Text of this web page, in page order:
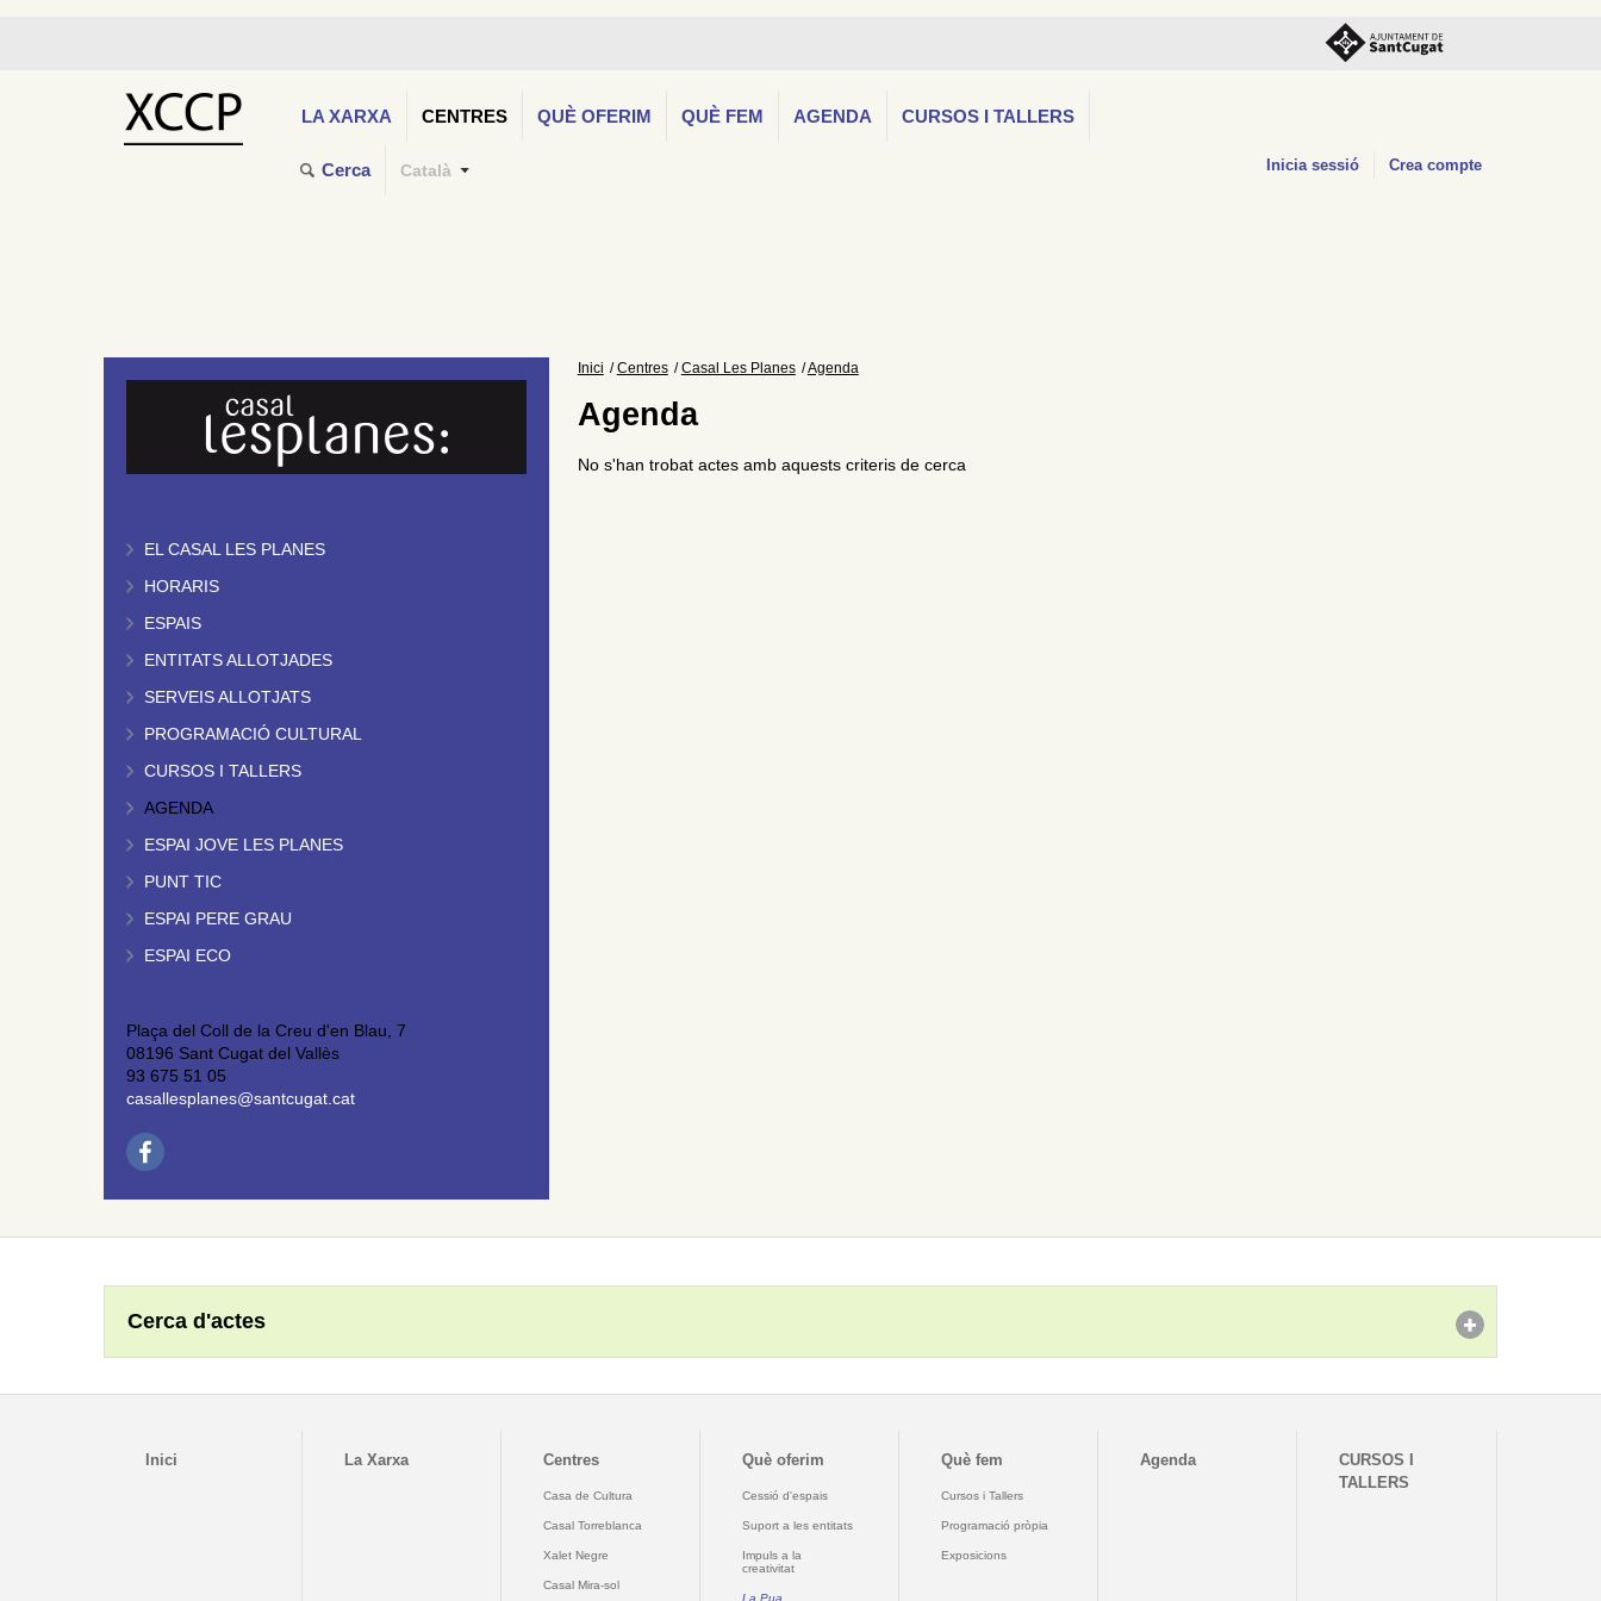
LA XARXA CENTRES QUÈ OFERIM QUÈ FEM AGENDA CURSOS I TALLERS
Cerca Català Inicia sessió Crea compte
EL CASAL LES PLANES
HORARIS
ESPAIS
ENTITATS ALLOTJADES
SERVEIS ALLOTJATS
PROGRAMACIÓ CULTURAL
CURSOS I TALLERS
AGENDA
ESPAI JOVE LES PLANES
PUNT TIC
ESPAI PERE GRAU
ESPAI ECO
Plaça del Coll de la Creu d'en Blau, 7
08196 Sant Cugat del Vallès
93 675 51 05
casallesplanes@santcugat.cat
Inici Centres Casal Les Planes Agenda
Agenda
No s'han trobat actes amb aquests criteris de cerca
Cerca d'actes
Inici La Xarxa Centres
Casa de Cultura
Casal Torreblanca
Xalet Negre
Casal Mira-sol
Què oferim
Cessió d'espais
Suport a les entitats
Impuls a la
creativitat
La Pua
Què fem
Cursos i Tallers
Programació pròpia
Exposicions
Agenda
CURSOS I
TALLERS